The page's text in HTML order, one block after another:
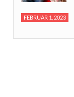
FEBRUAR 1, 2023